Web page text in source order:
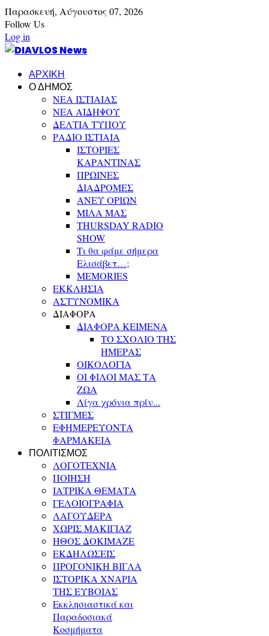
Παρασκευή, Αύγουστος 07, 2026
Follow Us
Log in
ΑΡΧΙΚΗ
Ο ΔΗΜΟΣ
ΝΕΑ ΙΣΤΙΑΙΑΣ
ΝΕΑ ΑΙΔΗΨΟΥ
ΔΕΛΤΙΑ ΤΥΠΟΥ
ΡΑΔΙΟ ΙΣΤΙΑΙΑ
ΙΣΤΟΡΙΕΣ
ΚΑΡΑΝΤΙΝΑΣ
ΠΡΩΙΝΕΣ
ΔΙΑΔΡΟΜΕΣ
ΑΝΕΥ ΟΡΙΩΝ
ΜΙΛΑ ΜΑΣ
THURSDAY RADIO
SHOW
Τι θα φάμε σήμερα
Ελισάβετ…;
MEMORIES
ΕΚΚΛΗΣΙΑ
ΑΣΤΥΝΟΜΙΚΑ
ΔΙΑΦΟΡΑ
ΔΙΑΦΟΡΑ ΚΕΙΜΕΝΑ
ΤΟ ΣΧΟΛΙΟ ΤΗΣ
ΗΜΕΡΑΣ
ΟΙΚΟΛΟΓΙΑ
ΟΙ ΦΙΛΟΙ ΜΑΣ ΤΑ
ΖΩΑ
Λίγα χρόνια πρίν...
ΣΤΙΓΜΕΣ
ΕΦΗΜΕΡΕΥΟΝΤΑ
ΦΑΡΜΑΚΕΙΑ
ΠΟΛΙΤΙΣΜΟΣ
ΛΟΓΟΤΕΧΝΙΑ
ΠΟΙΗΣΗ
ΙΑΤΡΙΚΑ ΘΕΜΑΤΑ
ΓΕΛΟΙΟΓΡΑΦΙΑ
ΛΑΓΟΥΔΕΡΑ
ΧΩΡΙΣ ΜΑΚΙΓΙΑΖ
ΗΘΟΣ ΔΟΚΙΜΑΖΕ
ΕΚΔΗΛΩΣΕΙΣ
ΠΡΟΓΟΝΙΚΗ ΒΙΓΛΑ
ΙΣΤΟΡΙΚΑ ΧΝΑΡΙΑ
ΤΗΣ ΕΥΒΟΙΑΣ
Εκκλησιαστικά και
Παραδοσιακά
Κοσμήματα